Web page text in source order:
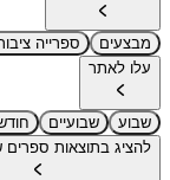
מבצעים
ספרייה
עלו לאתר
שבוע שבועיים
להציג בתוצאות ספרים